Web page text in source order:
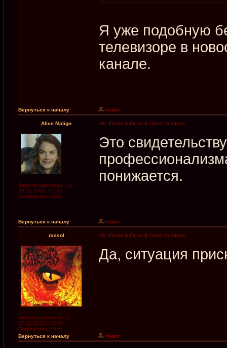
Я уже подобную
телевизоре в
канале.
Вернуться к началу
Alice Malign Re: Flame & Flood & Other Comforts
Зарегистрирован: Ср
20.09.2006, 07:38
Сообщения: 6781
Это
понижается.
Вернуться к началу
rassol Re: Flame & Flood & Other Comforts
Зарегистрирован: Ср
17.03.2010, 14:39
Сообщения: 1950
Да, ситуация
Вернуться к началу